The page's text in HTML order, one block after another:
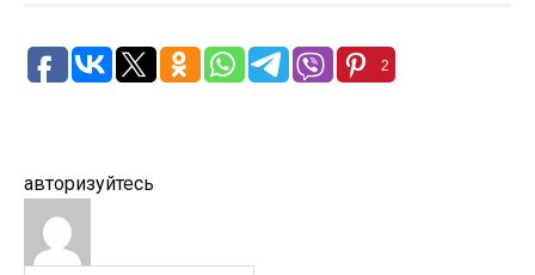
2
авторизуйтесь